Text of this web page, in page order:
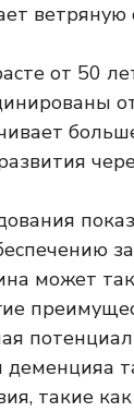
ветряную
от 50
может
деменцияа
такие как